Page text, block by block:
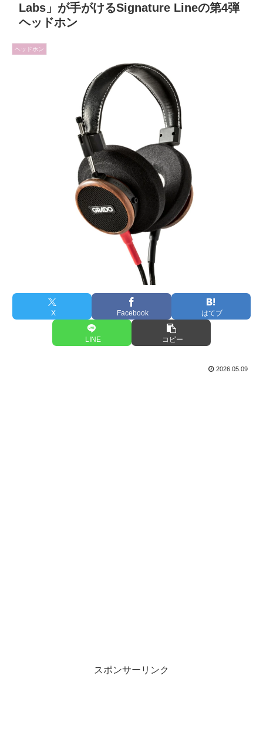
Labs」が手がけるSignature Lineの第4弾
ヘッドホン
ヘッドホン
X Facebook はてブ
LINE コピー
2026.05.09
スポンサーリンク